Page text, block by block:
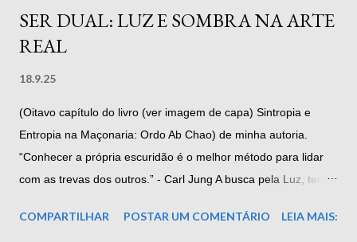
SER DUAL: LUZ E SOMBRA NA ARTE
REAL
18.9.25
(Oitavo capítulo do livro (ver imagem de capa) Sintropia e
Entropia na Maçonaria: Ordo Ab Chao) de minha autoria.
“Conhecer a própria escuridão é o melhor método para lidar
com as trevas dos outros.” - Carl Jung A busca pela Luz, tema
como um anseio por pureza, elevação ou iluminação espiritual.
COMPARTILHAR POSTAR UM COMENTÁRIO LEIA MAIS: